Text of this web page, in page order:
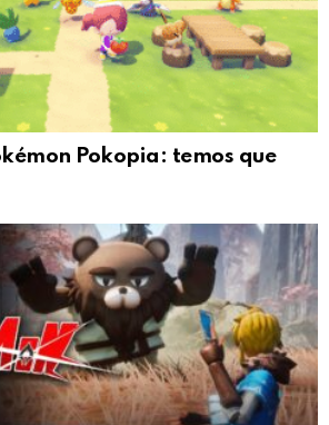
Pokopia: temos que